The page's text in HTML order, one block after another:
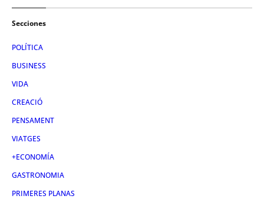
Secciones
POLÍTICA
BUSINESS
VIDA
CREACIÓ
PENSAMENT
VIATGES
+ECONOMÍA
GASTRONOMIA
PRIMERES PLANAS